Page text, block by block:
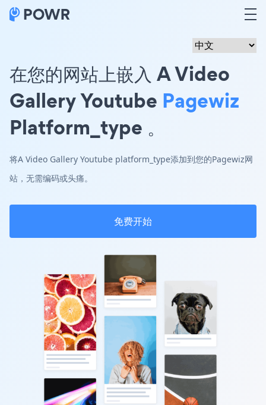
在您的网站上嵌入 A Video
Gallery Youtube Pagewiz
Platform_type 。
将A Video Gallery Youtube platform_type添加到您的Pagewiz网
站，无需编码或头痛。
免费开始